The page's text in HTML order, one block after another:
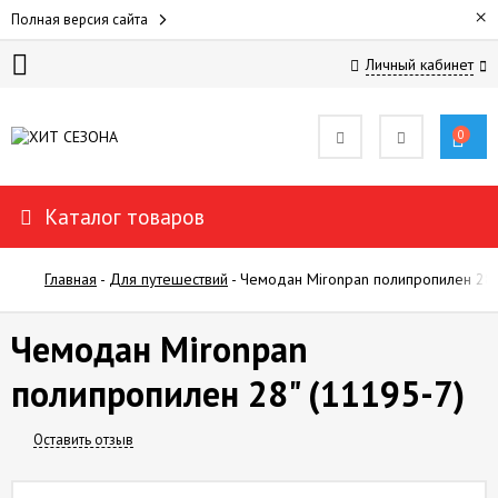
Полная версия сайта ×
Личный кабинет
ЖЕНЩИН
ДЛЯ
МУЖЧИН
ДЛЯ
ПОКУПАТЕЛЯМ
ОТЗЫВЫ
0
Каталог товаров
Главная - Для путешествий - Чемодан Mironpan полипропилен
Чемодан Mironpan
полипропилен 28" (11195-7)
Оставить отзыв